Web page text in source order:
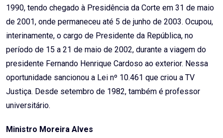
1990, tendo chegado à Presidência da Corte em 31 de maio
de 2001, onde permaneceu até 5 de junho de 2003. Ocupou,
interinamente, o cargo de Presidente da República, no
período de 15 a 21 de maio de 2002, durante a viagem do
presidente Fernando Henrique Cardoso ao exterior. Nessa
oportunidade sancionou a Lei nº 10.461 que criou a TV
Justiça. Desde setembro de 1982, também é professor
universitário.
Ministro Moreira Alves